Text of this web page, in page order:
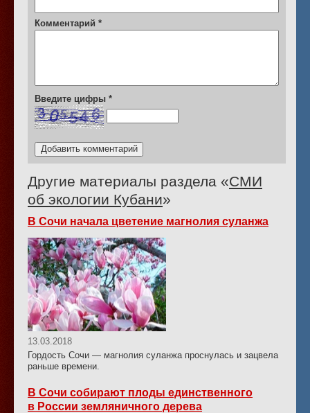
Комментарий *
Введите цифры *
Другие материалы раздела «СМИ
об экологии Кубани»
В Сочи начала цветение магнолия суланжа
13.03.2018
Гордость Сочи — магнолия суланжа проснулась и зацвела
раньше времени.
В Сочи собирают плоды единственного
в России земляничного дерева